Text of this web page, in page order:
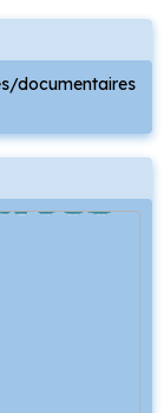
documentaires